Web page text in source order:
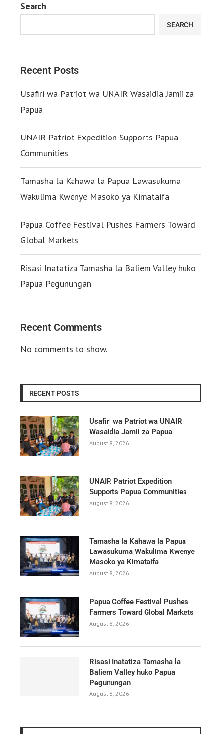
Search
SEARCH
Recent Posts
Usafiri wa Patriot wa UNAIR Wasaidia Jamii za
Papua
UNAIR Patriot Expedition Supports Papua
Communities
Tamasha la Kahawa la Papua Lawasukuma
Wakulima Kwenye Masoko ya Kimataifa
Papua Coffee Festival Pushes Farmers Toward
Global Markets
Risasi Inatatiza Tamasha la Baliem Valley huko
Papua Pegunungan
Recent Comments
No comments to show.
RECENT POSTS
Usafiri wa Patriot wa UNAIR
Wasaidia Jamii za Papua
August 8, 2026
UNAIR Patriot Expedition
Supports Papua Communities
August 8, 2026
Tamasha la Kahawa la Papua
Lawasukuma Wakulima Kwenye
Masoko ya Kimataifa
August 8, 2026
Papua Coffee Festival Pushes
Farmers Toward Global Markets
August 8, 2026
Risasi Inatatiza Tamasha la
Baliem Valley huko Papua
Pegunungan
August 8, 2026